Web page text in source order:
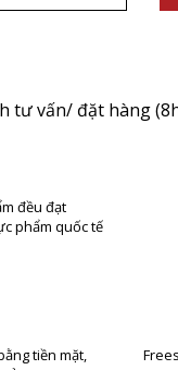
tư vấn/ đặt hàng
đều đạt
phẩm quốc tế
tiền mặt,